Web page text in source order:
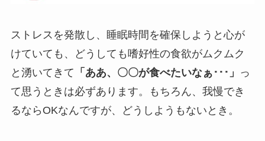
ストレスを発散し、睡眠時間を確保しようと心が
けていても、どうしても嗜好性の食欲がムクムク
と湧いてきて 「ああ、〇〇が食べたいなぁ･･･」 っ
て思うときは必ずあります。もちろん、我慢でき
るならOKなんですが、どうしようもないとき。